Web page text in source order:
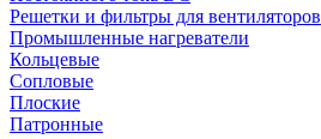
Решетки и фильтры для вентиляторов
Промышленные нагреватели
Кольцевые
Сопловые
Плоские
Патронные